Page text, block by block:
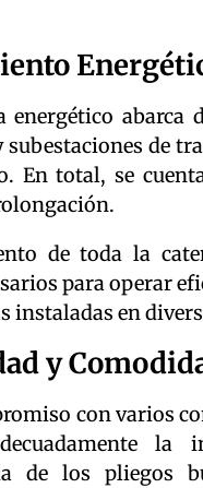
abarca
de
En total, se
de toda la
para operar
en
y
con varios
la
de los pliegos